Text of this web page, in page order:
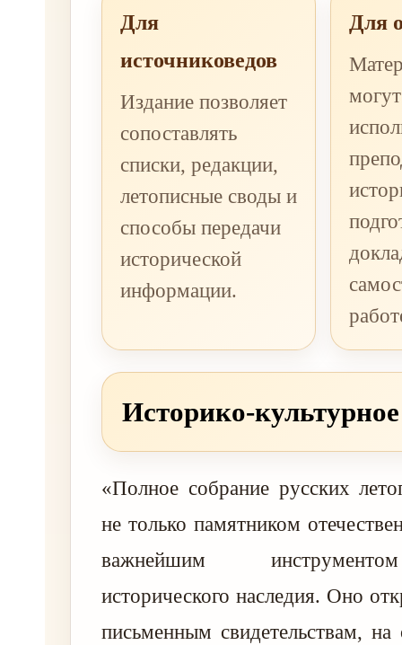
Для
источниковедов
Издание позволяет
сопоставлять
списки, редакции,
летописные своды и
способы передачи
исторической
информации.
Для
могут
Историко-
«Полное собрание русских
не только памятником
важнейшим
исторического наследия. Оно
письменным свидетельствам,